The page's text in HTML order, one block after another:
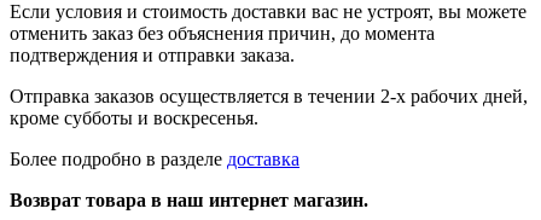
Если условия и стоимость доставки вас не устроят, вы можете
отменить заказ без объяснения причин, до момента
подтверждения и отправки заказа.
Отправка заказов осуществляется в течении 2-х рабочих дней,
кроме субботы и воскресенья.
Более подробно в разделе доставка
Возврат товара в наш интернет магазин.